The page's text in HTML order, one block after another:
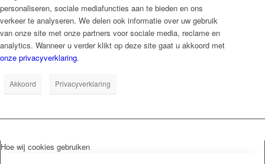
personaliseren, sociale mediafuncties aan te bieden en ons
verkeer te analyseren. We delen ook informatie over uw gebruik
van onze site met onze partners voor sociale media, reclame en
analytics. Wanneer u verder klikt op deze site gaat u akkoord met
onze privacyverklaring.
Akkoord Privacyverklaring
Hoe wij cookies gebruiken